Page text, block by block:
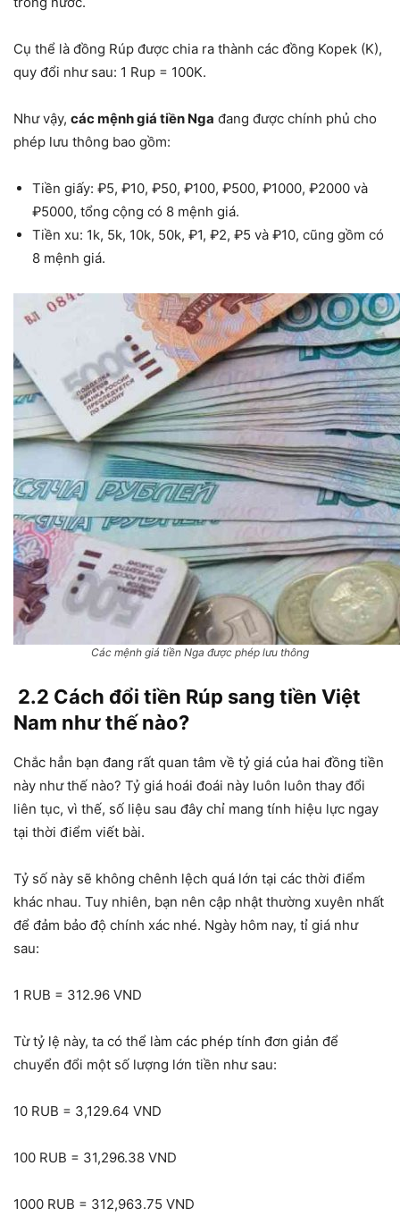
Cụ thể là đồng Rúp được chia ra thành các đồng Kopek (K),
quy đổi như sau: 1 Rup = 100K.
Như vậy, các mệnh giá tiền Nga đang được chính phủ cho
phép lưu thông bao gồm:
Tiền giấy: ₽5, ₽10, ₽50, ₽100, ₽500, ₽1000, ₽2000 và
₽5000, tổng cộng có 8 mệnh giá.
Tiền xu: 1k, 5k, 10k, 50k, ₽1, ₽2, ₽5 và ₽10, cũng gồm có
8 mệnh giá.
Các mệnh giá tiền Nga được phép lưu thông
2.2 Cách đổi tiền Rúp sang tiền Việt
Nam như thế nào?
Chắc hẳn bạn đang rất quan tâm về tỷ giá của hai đồng tiền
này như thế nào? Tỷ giá hoái đoái này luôn luôn thay đổi
liên tục, vì thế, số liệu sau đây chỉ mang tính hiệu lực ngay
tại thời điểm viết bài.
Tỷ số này sẽ không chênh lệch quá lớn tại các thời điểm
khác nhau. Tuy nhiên, bạn nên cập nhật thường xuyên nhất
để đảm bảo độ chính xác nhé. Ngày hôm nay, tỉ giá như
sau:
1 RUB = 312.96 VND
Từ tỷ lệ này, ta có thể làm các phép tính đơn giản để
chuyển đổi một số lượng lớn tiền như sau:
10 RUB = 3,129.64 VND
100 RUB = 31,296.38 VND
1000 RUB = 312,963.75 VND